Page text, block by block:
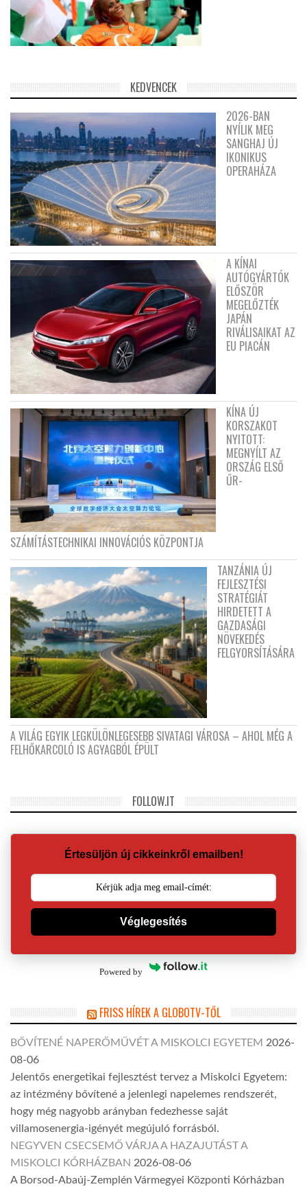
KEDVENCEK
2026-BAN
NYÍLIK MEG
SANGHAJ ÚJ
IKONIKUS
OPERAHÁZA
A KÍNAI
AUTÓGYÁRTÓK
ELŐSZÖR
MEGELŐZTÉK
JAPÁN
RIVÁLISAIKAT AZ
EU PIACÁN
KÍNA ÚJ
KORSZAKOT
NYITOTT:
MEGNYÍLT AZ
ORSZÁG ELSŐ
ŰR-
SZÁMÍTÁSTECHNIKAI INNOVÁCIÓS KÖZPONTJA
TANZÁNIA ÚJ
FEJLESZTÉSI
STRATÉGIÁT
HIRDETETT A
GAZDASÁGI
NÖVEKEDÉS
FELGYORSÍTÁSÁRA
A VILÁG EGYIK LEGKÜLÖNLEGESEBB SIVATAGI VÁROSA – AHOL MÉG A
FELHŐKARCOLÓ IS AGYAGBÓL ÉPÜLT
FOLLOW.IT
Értesüljön új cikkeinkről emailben!
Véglegesítés
Powered by
FRISS HÍREK A GLOBOTV-TŐL
BŐVÍTENÉ NAPERŐMŰVÉT A MISKOLCI EGYETEM 2026-
08-06
Jelentős energetikai fejlesztést tervez a Miskolci Egyetem:
az intézmény bővítené a jelenlegi napelemes rendszerét,
hogy még nagyobb arányban fedezhesse saját
villamosenergia-igényét megújuló forrásból.
NEGYVEN CSECSEMŐ VÁRJA A HAZAJUTÁST A
MISKOLCI KÓRHÁZBAN 2026-08-06
A Borsod-Abaúj-Zemplén Vármegyei Központi Kórházban